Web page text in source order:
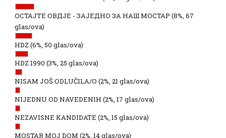
ОСТАЈТЕ ОВДЈЕ - ЗАЈЕДНО ЗА НАШ МОСТАР (8%, 67
glas/ova)
HDZ (6%, 50 glas/ova)
HDZ 1990 (3%, 25 glas/ova)
NISAM JOŠ ODLUČILA/O (2%, 21 glas/ova)
NIJEDNU OD NAVEDENIH (2%, 17 glas/ova)
NEZAVISNE KANDIDATE (2%, 15 glas/ova)
MOSTAR MOJ DOM (2%, 14 glas/ova)